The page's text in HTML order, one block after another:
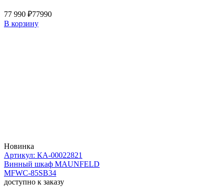
77 990 ₽77990
В корзину
Новинка
Артикул: КА-00022821
Винный шкаф MAUNFELD
MFWC-85SB34
доступно к заказу